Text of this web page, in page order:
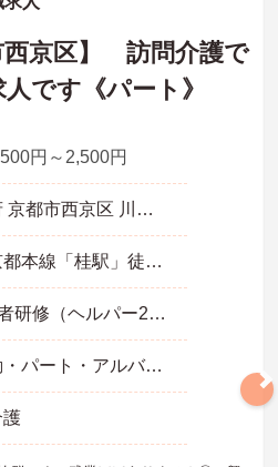
西京区】 訪問介護で
です《パート》
円～2,500円
京都府 京都市西京区 川島松ノ木本町14番地アビタシオン川島1階
阪急京都本線「桂駅」徒歩10分
■初任者研修（ヘルパー2級）、実務者研修（ヘルパー1級）、介護福祉士のいずれか※未経験も相談可 ■バイク免許あれば尚可
非常勤・パート・アルバイト